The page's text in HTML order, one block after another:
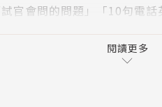
官會問的問題」「10句電
客訴──範文與好用字句，輕
跟客戶溝通協調？收到
閱讀更多